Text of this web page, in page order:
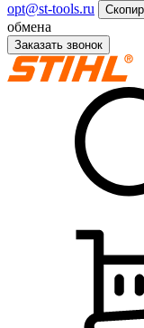
opt@st-tools.ru
обмена
Заказать звонок